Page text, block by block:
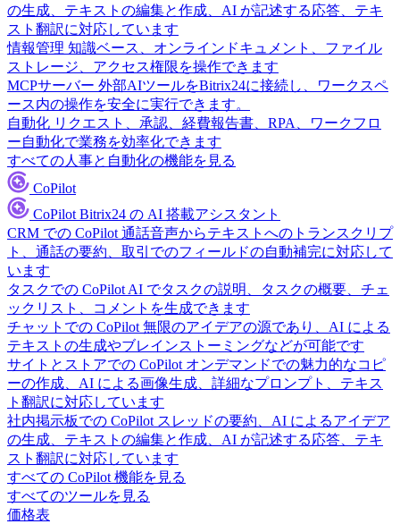
の生成、テキストの編集と作成、AI が記述する応答、テキ
スト翻訳に対応しています
情報管理 知識ベース、オンラインドキュメント、ファイル
ストレージ、アクセス権限を操作できます
MCPサーバー 外部AIツールをBitrix24に接続し、ワークスペ
ース内の操作を安全に実行できます。
自動化 リクエスト、承認、経費報告書、RPA、ワークフロ
ー自動化で業務を効率化できます
すべての人事と自動化の機能を見る
CoPilot
CoPilot Bitrix24 の AI 搭載アシスタント
CRM での CoPilot 通話音声からテキストへのトランスクリプ
ト、通話の要約、取引でのフィールドの自動補完に対応して
います
タスクでの CoPilot AI でタスクの説明、タスクの概要、チェ
ックリスト、コメントを生成できます
チャットでの CoPilot 無限のアイデアの源であり、AI による
テキストの生成やブレインストーミングなどが可能です
サイトとストアでの CoPilot オンデマンドでの魅力的なコピ
ーの作成、AI による画像生成、詳細なプロンプト、テキス
ト翻訳に対応しています
社内掲示板での CoPilot スレッドの要約、AI によるアイデア
の生成、テキストの編集と作成、AI が記述する応答、テキ
スト翻訳に対応しています
すべての CoPilot 機能を見る
すべてのツールを見る
価格表